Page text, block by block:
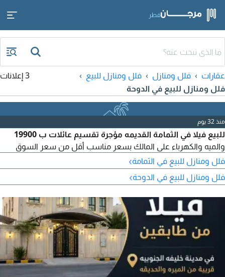
قطر
عقارات فلل ومنازل
فلل ومنازل للبيع
فلل ومنازل للبيع في الدوحة
3 إعلانات
منذ 32 يوم
للبيع فيلا في الثمامة القديمه مؤجرة تقسيم عائلات ب 19900
والميه والكهرباء على المالك بسعر مناسب أقل من سعر السوق
فلل ومنازل للبيع في الثمامة›
فلل ومنازل للبيع في الدوحة›